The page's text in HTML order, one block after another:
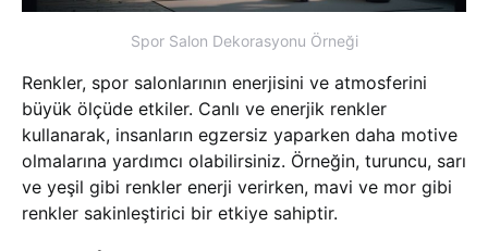
Spor Salon Dekorasyonu Örneği
Renkler, spor salonlarının enerjisini ve atmosferini
büyük ölçüde etkiler. Canlı ve enerjik renkler
kullanarak, insanların egzersiz yaparken daha motive
olmalarına yardımcı olabilirsiniz. Örneğin, turuncu, sarı
ve yeşil gibi renkler enerji verirken, mavi ve mor gibi
renkler sakinleştirici bir etkiye sahiptir.